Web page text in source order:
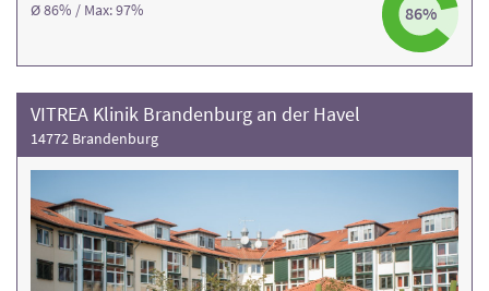
Ø 86% / Max: 97% 86%
VITREA Klinik Brandenburg an der Havel
14772 Brandenburg